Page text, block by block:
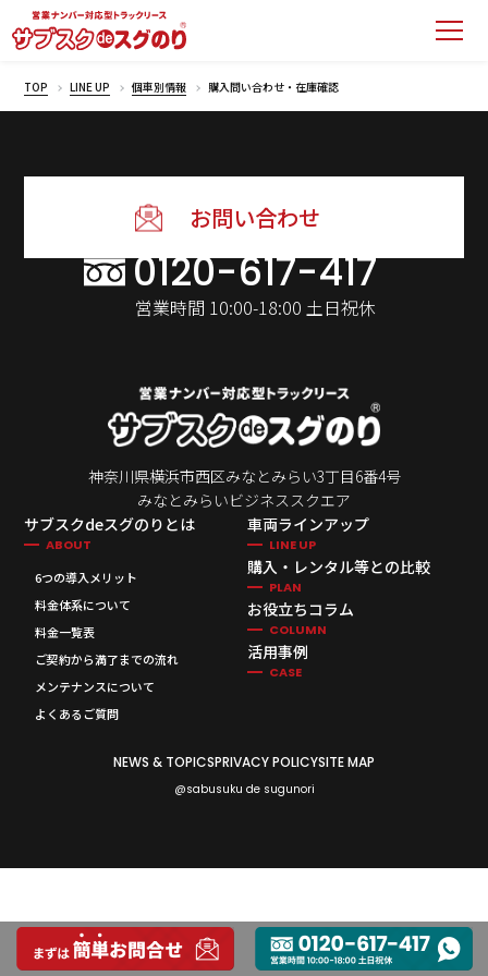
TOP LINE UP 個車別情報 購入問い合わせ・在庫確認
お問い合わせ
0120-617-417
営業時間 10:00-18:00 土日祝休
神奈川県横浜市⻄区みなとみらい3丁⽬6番4号
みなとみらいビジネススクエア
サブスクdeスグのりとは
ABOUT
6つの導入メリット
料金体系について
料金一覧表
ご契約から満了までの流れ
メンテナンスについて
よくあるご質問
車両ラインアップ
LINE UP
購入・レンタル等との比較
PLAN
お役立ちコラム
COLUMN
活用事例
CASE
NEWS & TOPICSPRIVACY POLICYSITE MAP
@sabusuku de sugunori